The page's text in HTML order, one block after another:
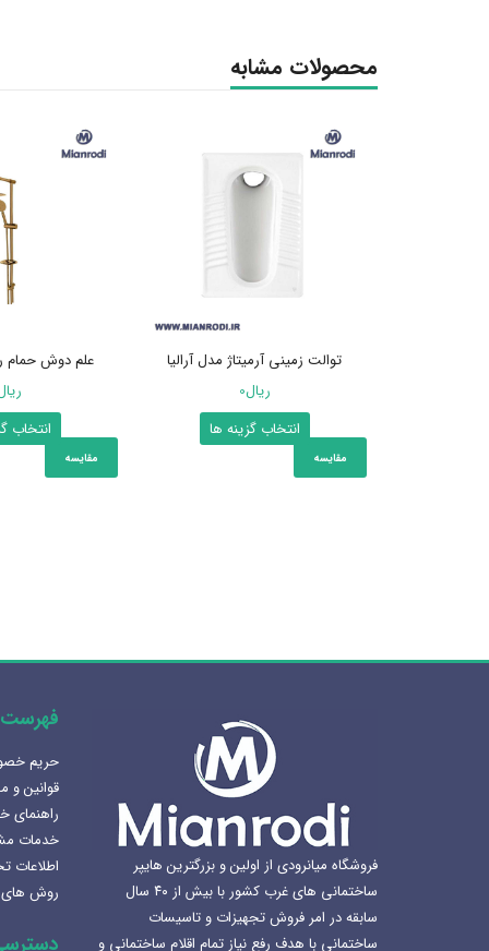
محصولات مشابه
توالت زمینی آرمیتاژ مدل آرالیا
ریال0
انتخاب گزینه ها
محصول
ممکن
صفحه
محصول
انتخاب
شوند
مقایسه
علم دوش حمام
انتخاب
مقایسه
فروشگاه میانرودی از اولین و بزرگترین هایپر
ساختمانی های غرب کشور با بیش از ۴۰ سال
سابقه در امر فروش تجهیزات و تاسیسات
ساختمانی با هدف رفع نیاز تمام اقلام ساختمانی و
حریم
قوانین و
راهنمای
خدمات
اطلاعات
روش
هنرلوکس سازی سرویس بهداشتی
1405-02-07
بهترین سینک ظرفشویی برای
آشپزخانه
1404-12-02